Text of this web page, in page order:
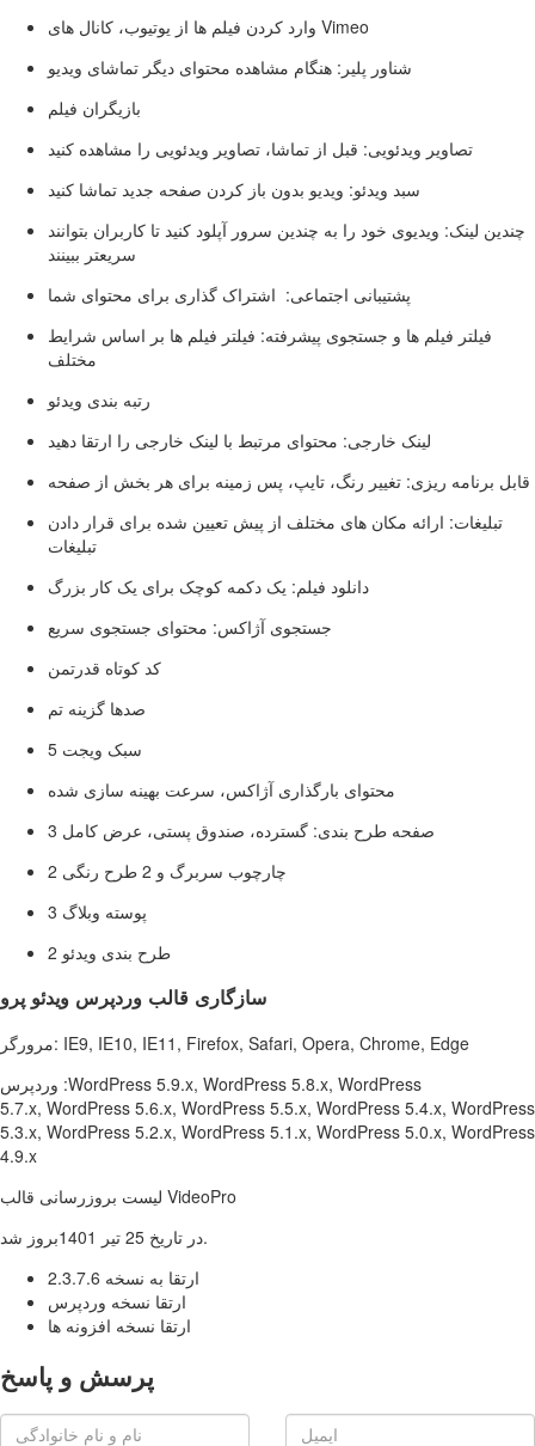
وارد کردن فیلم ها از یوتیوب، کانال های Vimeo
شناور پلیر: هنگام مشاهده محتوای دیگر تماشای ویدیو
بازیگران فیلم
تصاویر ویدئویی: قبل از تماشا، تصاویر ویدئویی را مشاهده کنید
سبد ویدئو: ویدیو بدون باز کردن صفحه جدید تماشا کنید
چندین لینک: ویدیوی خود را به چندین سرور آپلود کنید تا کاربران بتوانند
سریعتر ببینند
پشتیبانی اجتماعی: اشتراک گذاری برای محتوای شما
فیلتر فیلم ها و جستجوی پیشرفته: فیلتر فیلم ها بر اساس شرایط
مختلف
رتبه بندی ویدئو
لینک خارجی: محتوای مرتبط با لینک خارجی را ارتقا دهید
قابل برنامه ریزی: تغییر رنگ، تایپ، پس زمینه برای هر بخش از صفحه
تبلیغات: ارائه مکان های مختلف از پیش تعیین شده برای قرار دادن
تبلیغات
دانلود فیلم: یک دکمه کوچک برای یک کار بزرگ
جستجوی آژاکس: محتوای جستجوی سریع
کد کوتاه قدرتمن
صدها گزینه تم
5 سبک ویجت
محتوای بارگذاری آژاکس، سرعت بهینه سازی شده
3 صفحه طرح بندی: گسترده، صندوق پستی، عرض کامل
2 چارچوب سربرگ و 2 طرح رنگی
3 پوسته وبلاگ
2 طرح بندی ویدئو
مرورگر: IE9, IE10, IE11, Firefox, Safari, Opera, Chrome, Edge
وردپرس :WordPress 5.9.x, WordPress 5.8.x, WordPress
5.7.x, WordPress 5.6.x, WordPress 5.5.x, WordPress 5.4.x, WordPress
5.3.x, WordPress 5.2.x, WordPress 5.1.x, WordPress 5.0.x, WordPress
4.9.x
لیست بروزرسانی قالب VideoPro
در تاریخ 25 تیر 1401بروز شد.
ارتقا به نسخه 2.3.7.6
ارتقا نسخه وردپرس
ارتقا نسخه افزونه ها
پرسش و پاسخ